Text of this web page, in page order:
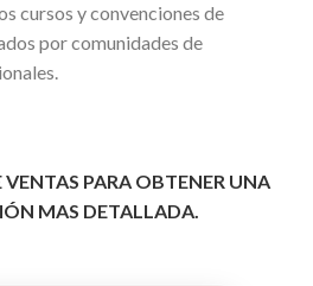
cursos y convenciones de
por comunidades de
PARA OBTENER UNA
MAS DETALLADA.